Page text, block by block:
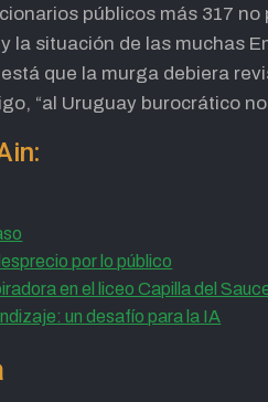
públicos más 317
la situación de las muchas
que la murga debiera
“al Uruguay burocrático
por lo público
en el liceo Capilla del
un desafío para la IA